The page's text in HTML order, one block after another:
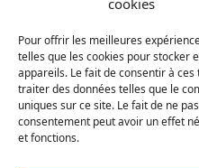
Pour offrir les meilleures
telles que les cookies pour stocker
appareils. Le fait de consentir à
traiter des données telles que le
uniques sur ce site. Le fait de ne
consentement peut avoir un effet
et fonctions.
Animalia | Eumetazoa
Insecta |
Répartition et statut
Europe : toute l'Europe
France : probablement